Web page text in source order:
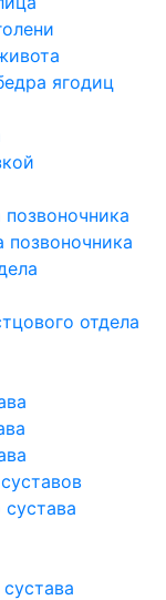
ягодиц
позвоночника
отдела